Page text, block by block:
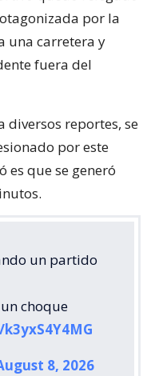
por la
una carretera y
fuera del
diversos reportes, se
por este
es que se generó
un partido
choque
8, 2026